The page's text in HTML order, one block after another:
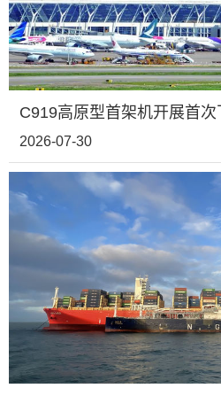
C919高原型首架机开展首
2026-07-30